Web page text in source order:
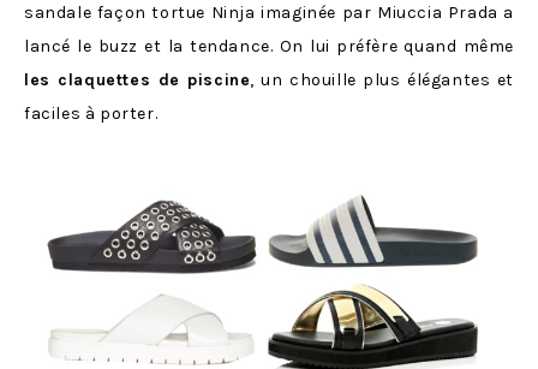
sandale façon tortue Ninja imaginée par Miuccia Prada a
lancé le buzz et la tendance. On lui préfère quand même
les claquettes de piscine, un chouille plus élégantes et
faciles à porter.